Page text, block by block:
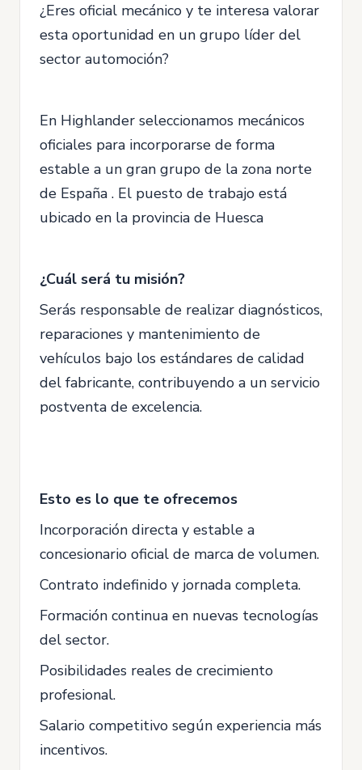
¿Eres oficial mecánico y te interesa valorar
esta oportunidad en un grupo líder del
sector automoción?
En Highlander seleccionamos mecánicos
oficiales para incorporarse de forma
estable a un gran grupo de la zona norte
de España . El puesto de trabajo está
ubicado en la provincia de Huesca
¿Cuál será tu misión?
Serás responsable de realizar diagnósticos,
reparaciones y mantenimiento de
vehículos bajo los estándares de calidad
del fabricante, contribuyendo a un servicio
postventa de excelencia.
Esto es lo que te ofrecemos
Incorporación directa y estable a
concesionario oficial de marca de volumen.
Contrato indefinido y jornada completa.
Formación continua en nuevas tecnologías
del sector.
Posibilidades reales de crecimiento
profesional.
Salario competitivo según experiencia más
incentivos.